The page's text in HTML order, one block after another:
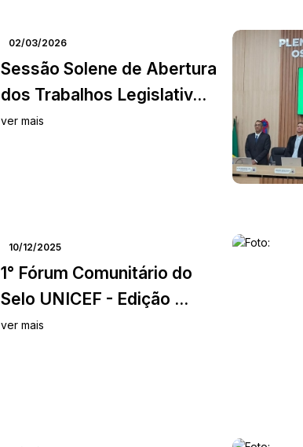
02/03/2026
Sessão Solene de Abertura
dos Trabalhos Legislativ...
ver mais
10/12/2025
1° Fórum Comunitário do
Selo UNICEF - Edição ...
ver mais